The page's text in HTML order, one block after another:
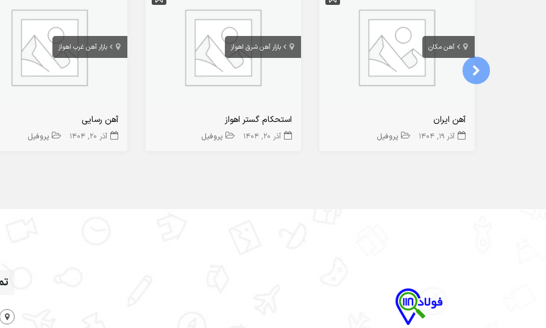
آهن مکان
آهن ایران
آذر 19, 1404 پروفیل
بازار آهن شرق اهواز
استحکام گستر اهواز
آذر 20, 1404 پروفیل
بازار آهن غرب اهواز
آهن رسایی
آذر 20, 1404 پروفیل